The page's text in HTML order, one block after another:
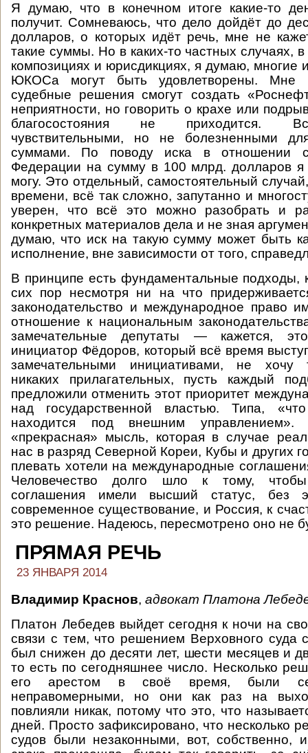
Я думаю, что в конечном итоге какие-то
получит. Сомневаюсь, что дело дойдёт до
долларов, о которых идёт речь, мне не
такие суммы. Но в каких-то частных случаях,
композициях и юрисдикциях, я думаю, многие
ЮКОСа могут быть удовлетворены. Мне
судебные решения смогут создать
неприятности, но говорить о крахе или
благосостояния не приходится.
чувствительными, но не болезненными
суммами. По поводу иска в отношении
Федерации на сумму в 100 млрд. долларов я
могу. Это отдельный, самостоятельный
времени, всё так сложно, запутанно и
уверен, что всё это можно разобрать и
конкретных материалов дела и не зная
думаю, что иск на такую сумму может быть
исполнение, вне зависимости от того,
В принципе есть фундаментальные подходы,
сих пор несмотря ни на что
законодательство и международное право
отношение к национальным
замечательные депутаты — кажется,
инициатор Фёдоров, который всё время
замечательными инициативами, не хочу
никаких прилагательных, пусть каждый
предложили отменить этот приоритет
над государственной властью. Типа,
находится под внешним
«прекрасная» мысль, которая в случае
нас в разряд Северной Кореи, Кубы и других
плевать хотели на международные
Человечество долго шло к тому,
соглашения имели высший статус, без
современное существование, и Россия, к
это решение. Надеюсь, пересмотрено оно не
ПРЯМАЯ РЕЧЬ
23 ЯНВАРЯ 2014
Владимир Краснов, адвокат Платона
Платон Лебедев выйдет сегодня к ночи на
связи с тем, что решением Верховного суда
был снижен до десяти лет, шести месяцев и
то есть по сегодняшнее число. Несколько
его арестом в своё время, были
неправомерными, но они как раз на
повлияли никак, потому что это, что
дней. Просто зафиксировано, что несколько
судов были незаконными, вот, собственно,